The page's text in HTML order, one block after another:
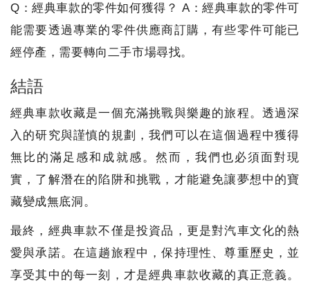
Q：經典車款的零件如何獲得？ A：經典車款的零件可
能需要透過專業的零件供應商訂購，有些零件可能已
經停產，需要轉向二手市場尋找。
結語
經典車款收藏是一個充滿挑戰與樂趣的旅程。透過深
入的研究與謹慎的規劃，我們可以在這個過程中獲得
無比的滿足感和成就感。然而，我們也必須面對現
實，了解潛在的陷阱和挑戰，才能避免讓夢想中的寶
藏變成無底洞。
最終，經典車款不僅是投資品，更是對汽車文化的熱
愛與承諾。在這趟旅程中，保持理性、尊重歷史，並
享受其中的每一刻，才是經典車款收藏的真正意義。